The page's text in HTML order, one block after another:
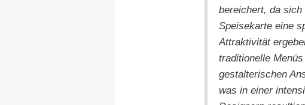
bereichert, da
Speisekarte eine
Attraktivität
traditionelle
gestalterischen
was in einer